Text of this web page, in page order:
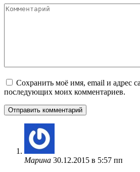
Комментарий
Сохранить моё имя, email и адрес
последующих моих комментариев.
Марина 30.12.2015 в 5:57 пп